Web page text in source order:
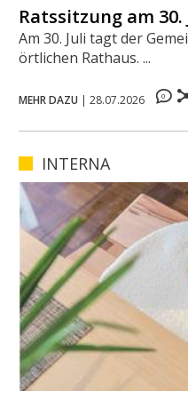
Ratssitzung am 30.
Am 30. Juli tagt der
örtlichen Rathaus. ...
MEHR DAZU | 28.07.2026 0
INTERNA